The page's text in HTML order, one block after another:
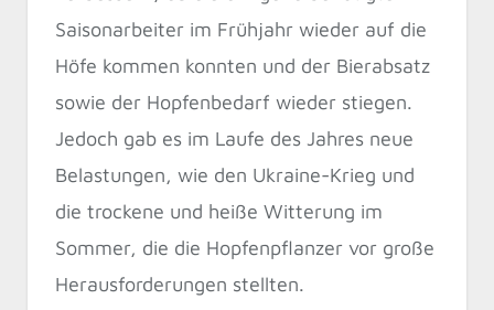
Saisonarbeiter im Frühjahr wieder auf die
Höfe kommen konnten und der Bierabsatz
sowie der Hopfenbedarf wieder stiegen.
Jedoch gab es im Laufe des Jahres neue
Belastungen, wie den Ukraine-Krieg und
die trockene und heiße Witterung im
Sommer, die die Hopfenpflanzer vor große
Herausforderungen stellten.